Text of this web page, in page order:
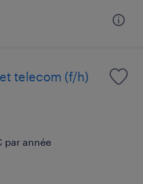
telecom (f/h)
par année